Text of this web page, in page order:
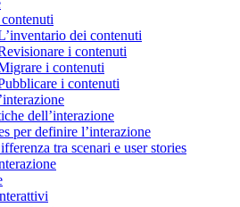
dei contenuti
i contenuti
i contenuti
i contenuti
dell’interazione
per definire l’interazione
tra scenari e user stories